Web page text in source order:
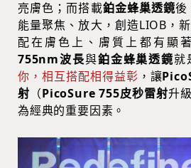
亮膚色；而搭載鉑金蜂巢透鏡後
能量聚焦、放大，創造LIOB，
配在膚色上、膚質上都有顯
755nm波長與鉑金蜂巢透鏡就
你，相互搭配相得益彰 ，讓
射 （PicoSure 755皮秒雷射升
為經典的重要因素。